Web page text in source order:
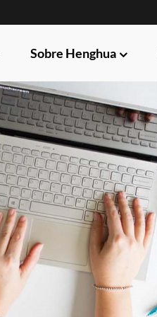
Sobre Henghua